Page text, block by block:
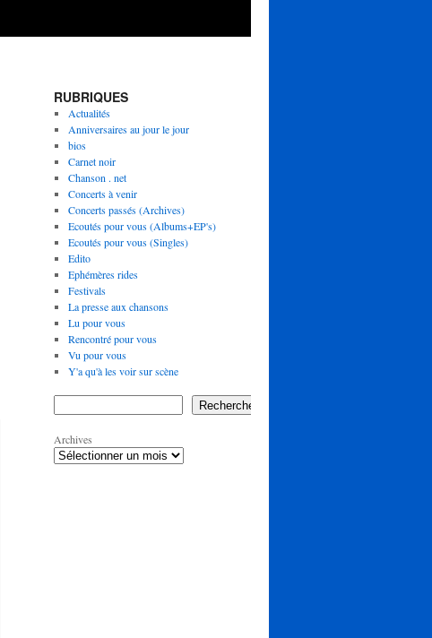
RUBRIQUES
Actualités
Anniversaires au jour le jour
bios
Carnet noir
Chanson . net
Concerts à venir
Concerts passés (Archives)
Ecoutés pour vous (Albums+EP's)
Ecoutés pour vous (Singles)
Edito
Ephémères rides
Festivals
La presse aux chansons
Lu pour vous
Rencontré pour vous
Vu pour vous
Y'a qu'à les voir sur scène
Rechercher
Archives